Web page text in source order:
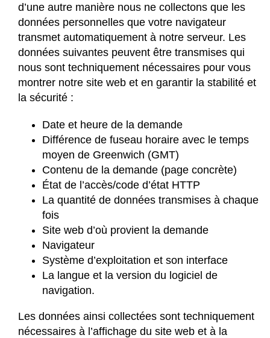
d’une autre manière nous ne collectons que les
données personnelles que votre navigateur
transmet automatiquement à notre serveur. Les
données suivantes peuvent être transmises qui
nous sont techniquement nécessaires pour vous
montrer notre site web et en garantir la stabilité et
la sécurité :
Date et heure de la demande
Différence de fuseau horaire avec le temps
moyen de Greenwich (GMT)
Contenu de la demande (page concrète)
État de l’accès/code d’état HTTP
La quantité de données transmises à chaque
fois
Site web d’où provient la demande
Navigateur
Système d’exploitation et son interface
La langue et la version du logiciel de
navigation.
Les données ainsi collectées sont techniquement
nécessaires à l’affichage du site web et à la